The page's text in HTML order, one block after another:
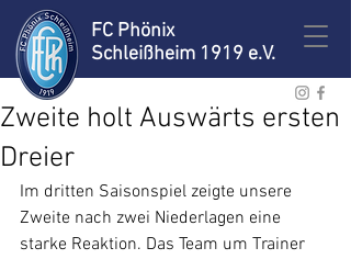
FC Phönix
Schleißheim 1919 e.V.
Zweite holt Auswärts ersten
Dreier
Im dritten Saisonspiel zeigte unsere
Zweite nach zwei Niederlagen eine
starke Reaktion. Das Team um Trainer